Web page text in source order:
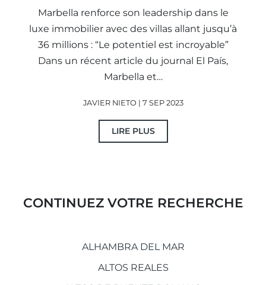
Marbella renforce son leadership dans le
luxe immobilier avec des villas allant jusqu’à
36 millions : “Le potentiel est incroyable”
Dans un récent article du journal El País,
Marbella et…
JAVIER NIETO | 7 SEP 2023
LIRE PLUS
CONTINUEZ VOTRE RECHERCHE
ALHAMBRA DEL MAR
ALTOS REALES